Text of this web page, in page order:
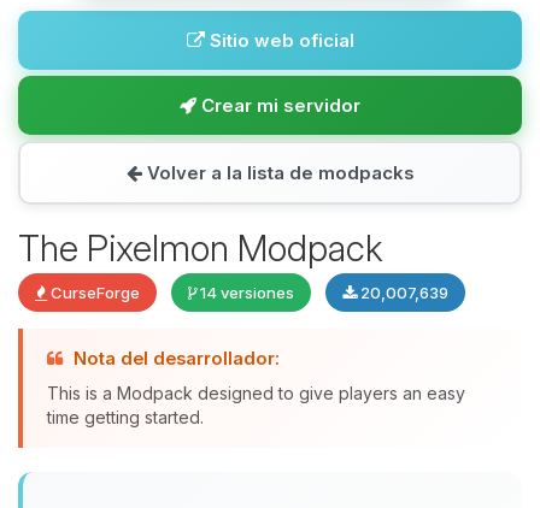
Sitio web oficial
Crear mi servidor
Volver a la lista de modpacks
The Pixelmon Modpack
CurseForge 14 versiones 20,007,639
Nota del desarrollador:
This is a Modpack designed to give players an easy
time getting started.